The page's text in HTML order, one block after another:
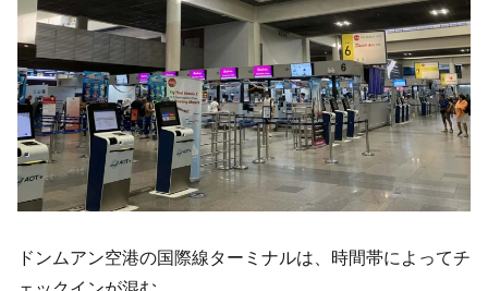
ドンムアン空港の国際線ターミナルは、時間帯によってチ